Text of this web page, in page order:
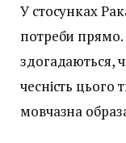
У стосунках
потреби прямо.
здогадаються,
чесність
мовчазна